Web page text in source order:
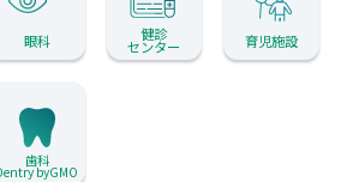
眼科 健診
センター 育児施設
歯科
byGMO